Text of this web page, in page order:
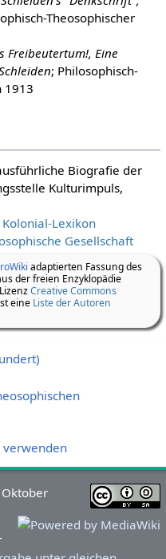
Theosophischer
Freibeutertum!, Eine
; Philosophisch-
1913
Biografie der
Kulturimpuls,
Lexikon
Gesellschaft
adaptierten Fassung des
der freien Enzyklopädie
Creative Commons
eine Liste der Autoren
verwenden